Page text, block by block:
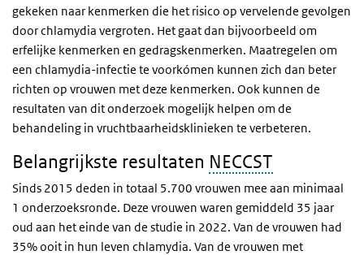
gekeken naar kenmerken die het risico op vervelende gevolgen
door chlamydia vergroten. Het gaat dan bijvoorbeeld om
erfelijke kenmerken en gedragskenmerken. Maatregelen om
een chlamydia-infectie te voorkómen kunnen zich dan beter
richten op vrouwen met deze kenmerken. Ook kunnen de
resultaten van dit onderzoek mogelijk helpen om de
behandeling in vruchtbaarheidsklinieken te verbeteren.
Belangrijkste resultaten NECCST
Sinds 2015 deden in totaal 5.700 vrouwen mee aan minimaal
1 onderzoeksronde. Deze vrouwen waren gemiddeld 35 jaar
oud aan het einde van de studie in 2022. Van de vrouwen had
35% ooit in hun leven chlamydia. Van de vrouwen met